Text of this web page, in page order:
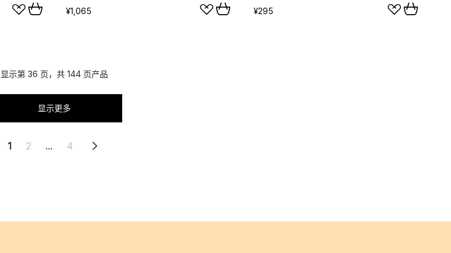
¥1,065 ¥295
显示第 36 页，共 144 页产品
显示更多
1 2 ... 4